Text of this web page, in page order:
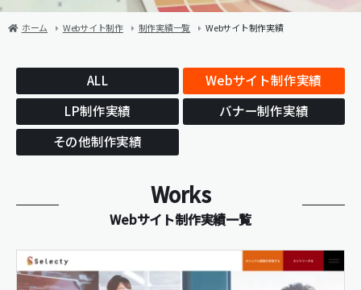
ホーム Webサイト制作 制作実績一覧 Webサイト制作実績
ALL
Webサイト制作実績
LP制作実績
バナー制作実績
その他制作実績
Works
Webサイト制作実績一覧